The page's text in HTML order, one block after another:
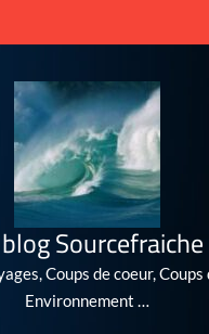
Sourcefraiche
Coups de coeur, Coups
Environnement …